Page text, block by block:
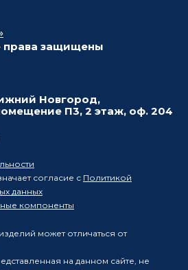
права защищены
Новгород,
П3, 2 этаж, оф. 204
согласие с Политикой
данных
компоненты
может отличаться от
на данном сайте, не